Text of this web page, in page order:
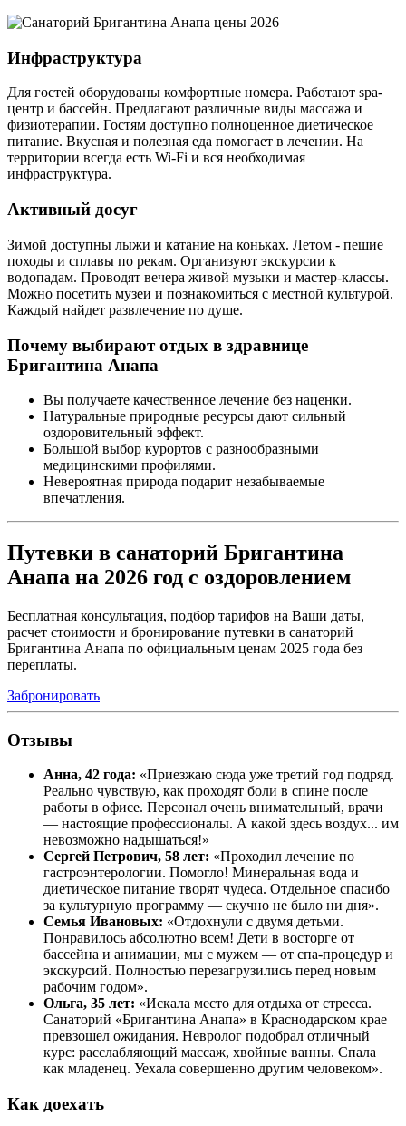
Инфраструктура
Для гостей оборудованы комфортные номера. Работают spa-
центр и бассейн. Предлагают различные виды массажа и
физиотерапии. Гостям доступно полноценное диетическое
питание. Вкусная и полезная еда помогает в лечении. На
территории всегда есть Wi-Fi и вся необходимая
инфраструктура.
Активный досуг
Зимой доступны лыжи и катание на коньках. Летом - пешие
походы и сплавы по рекам. Организуют экскурсии к
водопадам. Проводят вечера живой музыки и мастер-классы.
Можно посетить музеи и познакомиться с местной культурой.
Каждый найдет развлечение по душе.
Почему выбирают отдых в здравнице
Бригантина Анапа
Вы получаете качественное лечение без наценки.
Натуральные природные ресурсы дают сильный
оздоровительный эффект.
Большой выбор курортов с разнообразными
медицинскими профилями.
Невероятная природа подарит незабываемые
впечатления.
Путевки в санаторий Бригантина
Анапа на 2026 год с оздоровлением
Бесплатная консультация, подбор тарифов на Ваши даты,
расчет стоимости и бронирование путевки в санаторий
Бригантина Анапа по официальным ценам 2025 года без
переплаты.
Забронировать
Отзывы
Анна, 42 года: «Приезжаю сюда уже третий год подряд.
Реально чувствую, как проходят боли в спине после
работы в офисе. Персонал очень внимательный, врачи
— настоящие профессионалы. А какой здесь воздух... им
невозможно надышаться!»
Сергей Петрович, 58 лет: «Проходил лечение по
гастроэнтерологии. Помогло! Минеральная вода и
диетическое питание творят чудеса. Отдельное спасибо
за культурную программу — скучно не было ни дня».
Семья Ивановых: «Отдохнули с двумя детьми.
Понравилось абсолютно всем! Дети в восторге от
бассейна и анимации, мы с мужем — от спа-процедур и
экскурсий. Полностью перезагрузились перед новым
рабочим годом».
Ольга, 35 лет: «Искала место для отдыха от стресса.
Санаторий «Бригантина Анапа» в Краснодарском крае
превзошел ожидания. Невролог подобрал отличный
курс: расслабляющий массаж, хвойные ванны. Спала
как младенец. Уехала совершенно другим человеком».
Как доехать